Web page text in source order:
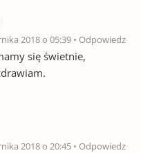
2018 o 05:39 Odpowiedz
się świetnie,
2018 o 20:45 Odpowiedz